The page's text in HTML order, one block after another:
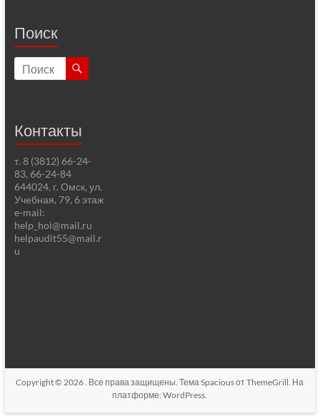
Поиск
Контакты
т. 8 (3812) 66-24-
83, 66-24-84
644024, г. Омск, ул.
Учебная, 79, 6 этаж
e-mail:
help_hoi@mail.ru
helpaudit55@mail.r
u
Copyright © 2026. Все права защищены. ТемаSpaciousот ThemeGrill. На
платформе:WordPress.